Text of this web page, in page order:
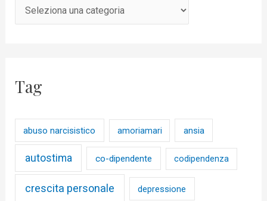
Tag
abuso narcisistico amoriamari ansia
autostima co-dipendente codipendenza
crescita personale depressione